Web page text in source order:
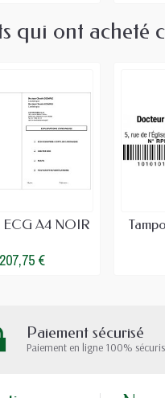
qui ont acheté
ECG A4 NOIR
207,75 €
Paiement sécurisé
Paiement en ligne 100%